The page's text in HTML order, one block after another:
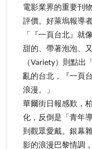
電影業界的重要刊
評價。好萊塢報導
「『一頁台北』就
甜的、帶著泡泡、
（Variety）則點出
亂的台北，『一頁
浪漫。」
華爾街日報感歎，
化，反倒是「青年
到觀眾愛戴。銀幕
影的浪漫巴黎情調